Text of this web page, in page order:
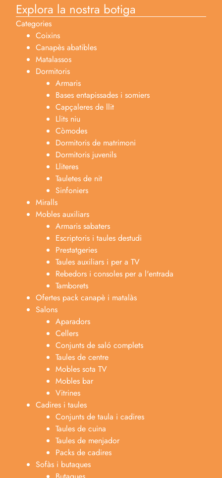
Explora la nostra botiga
Categories
Coixins
Canapès abatibles
Matalassos
Dormitoris
Armaris
Bases entapissades i somiers
Capçaleres de llit
Llits niu
Còmodes
Dormitoris de matrimoni
Dormitoris juvenils
Lliteres
Tauletes de nit
Sinfoniers
Miralls
Mobles auxiliars
Armaris sabaters
Escriptoris i taules destudi
Prestatgeries
Taules auxiliars i per a TV
Rebedors i consoles per a l'entrada
Tamborets
Ofertes pack canapè i matalàs
Salons
Aparadors
Cellers
Conjunts de saló complets
Taules de centre
Mobles sota TV
Mobles bar
Vitrines
Cadires i taules
Conjunts de taula i cadires
Taules de cuina
Taules de menjador
Packs de cadires
Sofàs i butaques